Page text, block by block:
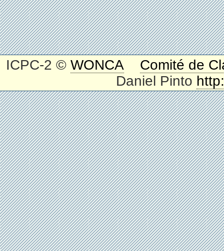
ICPC-2 ©WONCA
Comité de
Daniel Pinto